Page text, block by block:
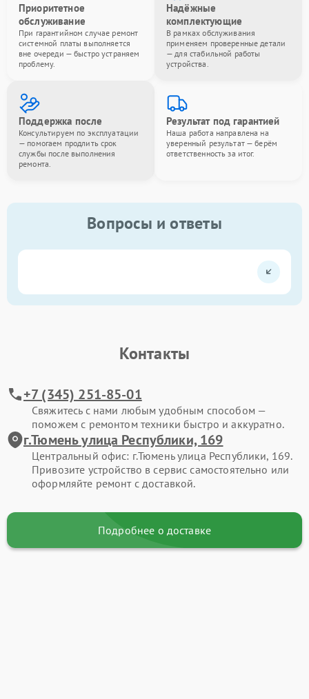
Приоритетное
обслуживание
При гарантийном случае ремонт
системной платы выполняется
вне очереди — быстро устраняем
проблему.
Надёжные
комплектующие
В рамках обслуживания
применяем проверенные детали
— для стабильной работы
устройства.
Поддержка после
Консультируем по эксплуатации
— помогаем продлить срок
службы после выполнения
ремонта.
Результат под гарантией
Наша работа направлена на
уверенный результат — берём
ответственность за итог.
Вопросы и ответы
Контакты
+7 (345) 251-85-01
Свяжитесь с нами любым удобным способом —
поможем с ремонтом техники быстро и аккуратно.
г.Тюмень улица Республики, 169
Центральный офис: г.Тюмень улица Республики, 169.
Привозите устройство в сервис самостоятельно или
оформляйте ремонт с доставкой.
Подробнее о доставке